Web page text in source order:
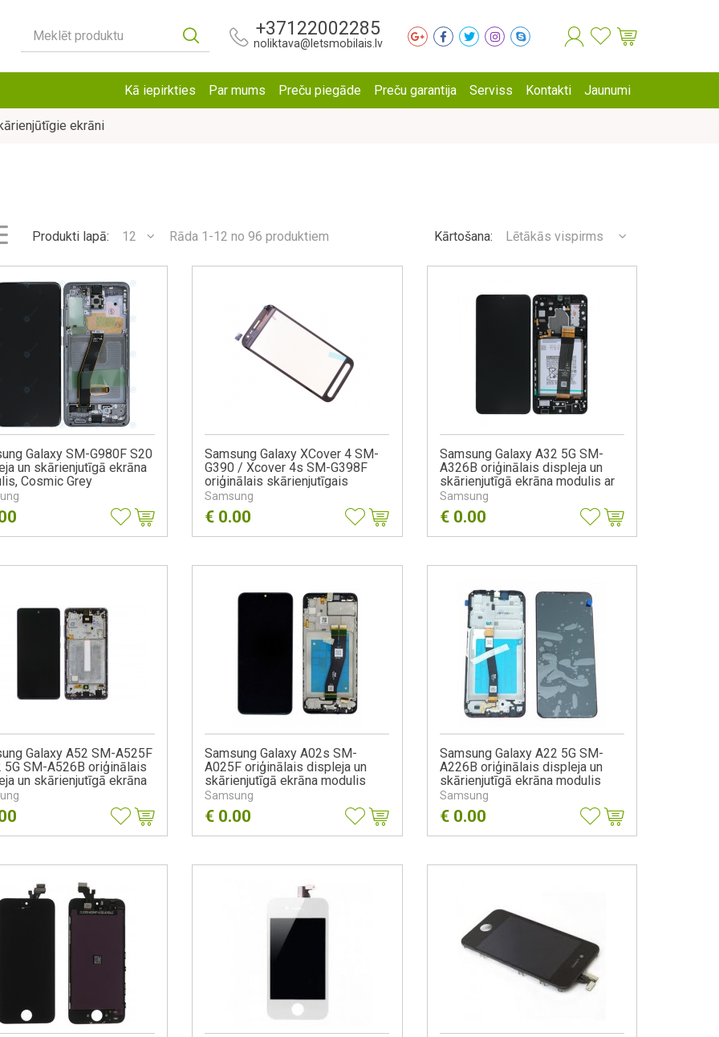
Meklēt produktu +37122002285
noliktava@letsmobilais.lv
Kā iepirkties Par mums Preču piegāde Preču garantija Serviss Kontakti Jaunumi
ekrāni
Produkti lapā: 12 Rāda 1-12 no 96 produktiem Kārtošana: Lētākās vispirms
Galaxy SM-G980F S20
un skārienjutīgā ekrāna
Cosmic Grey
Samsung Galaxy XCover 4 SM-
G390 / Xcover 4s SM-G398F
oriģinālais skārienjutīgais
ekrāns GH96-12718A
Samsung
€ 0.00
Samsung Galaxy A32 5G SM-
A326B oriģinālais displeja un
skārienjutīgā ekrāna modulis ar
akumulatoru GH82-25611A
GH82-25453A, melns
Samsung
€ 0.00
Galaxy A52 SM-A525F
5G SM-A526B oriģinālais
un skārienjutīgā ekrāna
GH82-25526A GH82-
GH-82-25524A melns
Samsung Galaxy A02s SM-
A025F oriģinālais displeja un
skārienjutīgā ekrāna modulis
GH81-20181A melns
Samsung
€ 0.00
Samsung Galaxy A22 5G SM-
A226B oriģinālais displeja un
skārienjutīgā ekrāna modulis
GH81-20694A melns
Samsung
€ 0.00